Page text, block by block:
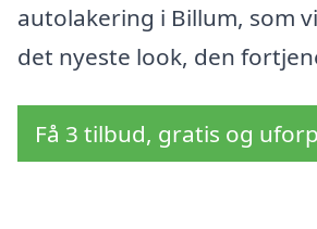
autolakering i Billum, som
det nyeste look, den
Få 3 tilbud, gratis og